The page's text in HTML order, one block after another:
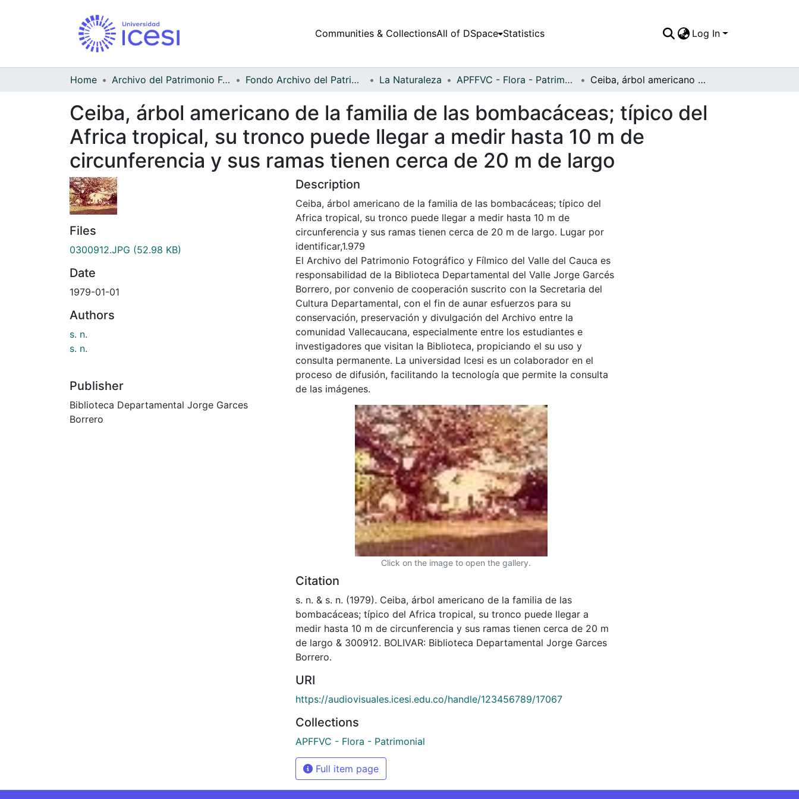
Communities & CollectionsAll of DSpace Statistics Log In
Home Archivo del Patrimonio Fotográfico y Fílmico del Valle del Cauca Fondo Archivo del Patrimonio Fotográfico y Fílmico del Valle del Cauca La Naturaleza APFFVC - Flora - Patrimonial Ceiba, árbol americano de la familia de las bombacáceas; típico del Africa tropical, su tronco puede llegar a medir hasta 10 m de circunferencia y sus ramas tienen cerca de 20 m de largo
Ceiba, árbol americano de la familia de las bombacáceas; típico del
Africa tropical, su tronco puede llegar a medir hasta 10 m de
circunferencia y sus ramas tienen cerca de 20 m de largo
Files
0300912.JPG (52.98 KB)
Date
1979-01-01
Authors
s. n.
s. n.
Publisher
Biblioteca Departamental Jorge Garces
Borrero
Description
Ceiba, árbol americano de la familia de las bombacáceas; típico del
Africa tropical, su tronco puede llegar a medir hasta 10 m de
circunferencia y sus ramas tienen cerca de 20 m de largo. Lugar por
identificar,1.979
El Archivo del Patrimonio Fotográfico y Fílmico del Valle del Cauca es
responsabilidad de la Biblioteca Departamental del Valle Jorge Garcés
Borrero, por convenio de cooperación suscrito con la Secretaria del
Cultura Departamental, con el fin de aunar esfuerzos para su
conservación, preservación y divulgación del Archivo entre la
comunidad Vallecaucana, especialmente entre los estudiantes e
investigadores que visitan la Biblioteca, propiciando el su uso y
consulta permanente. La universidad Icesi es un colaborador en el
proceso de difusión, facilitando la tecnología que permite la consulta
de las imágenes.
Click on the image to open the gallery.
Citation
s. n. & s. n. (1979). Ceiba, árbol americano de la familia de las
bombacáceas; típico del Africa tropical, su tronco puede llegar a
medir hasta 10 m de circunferencia y sus ramas tienen cerca de 20 m
de largo & 300912. BOLIVAR: Biblioteca Departamental Jorge Garces
Borrero.
URI
https://audiovisuales.icesi.edu.co/handle/123456789/17067
Collections
APFFVC - Flora - Patrimonial
Full item page